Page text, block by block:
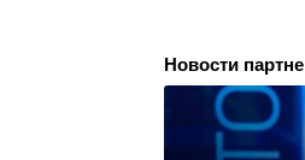
Новости